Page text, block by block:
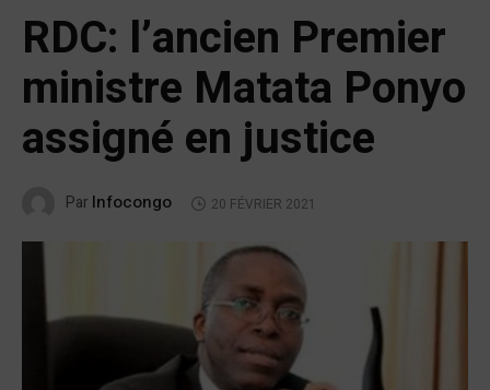
RDC: l’ancien Premier
ministre Matata Ponyo
assigné en justice
Par Infocongo 20 FÉVRIER 2021